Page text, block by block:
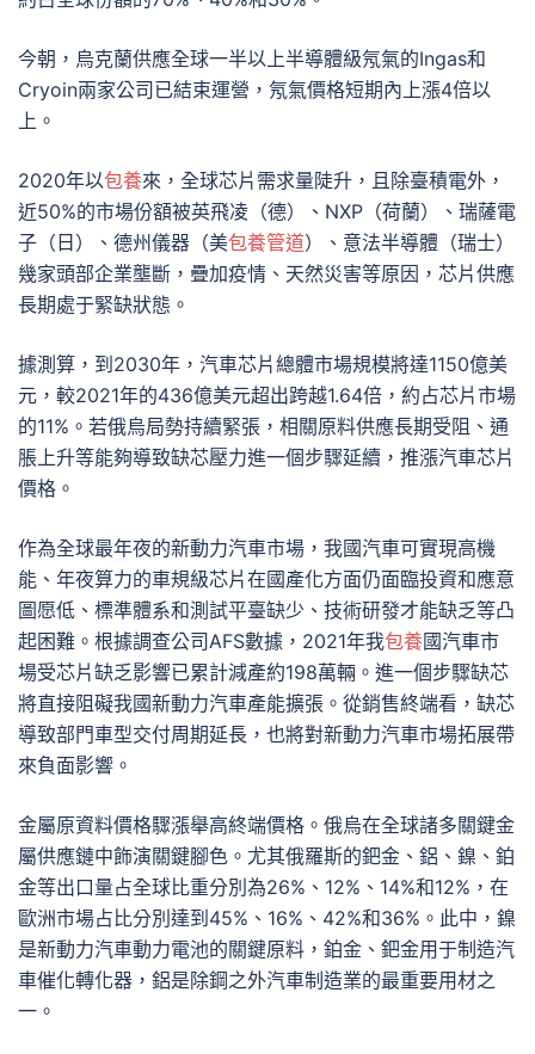
今朝，烏克蘭供應全球一半以上半導體級氖氣的Ingas和
Cryoin兩家公司已結束運營，氖氣價格短期內上漲4倍以
上。
2020年以包養來，全球芯片需求量陡升，且除臺積電外，
近50%的市場份額被英飛凌（德）、NXP（荷蘭）、瑞薩電
子（日）、德州儀器（美包養管道）、意法半導體（瑞士）
幾家頭部企業壟斷，疊加疫情、天然災害等原因，芯片供應
長期處于緊缺狀態。
據測算，到2030年，汽車芯片總體市場規模將達1150億美
元，較2021年的436億美元超出跨越1.64倍，約占芯片市場
的11%。若俄烏局勢持續緊張，相關原料供應長期受阻、通
脹上升等能夠導致缺芯壓力進一個步驟延續，推漲汽車芯片
價格。
作為全球最年夜的新動力汽車市場，我國汽車可實現高機
能、年夜算力的車規級芯片在國產化方面仍面臨投資和應意
圖愿低、標準體系和測試平臺缺少、技術研發才能缺乏等凸
起困難。根據調查公司AFS數據，2021年我包養國汽車市
場受芯片缺乏影響已累計減產約198萬輛。進一個步驟缺芯
將直接阻礙我國新動力汽車產能擴張。從銷售終端看，缺芯
導致部門車型交付周期延長，也將對新動力汽車市場拓展帶
來負面影響。
金屬原資料價格驟漲舉高終端價格。俄烏在全球諸多關鍵金
屬供應鏈中飾演關鍵腳色。尤其俄羅斯的鈀金、鋁、鎳、鉑
金等出口量占全球比重分別為26%、12%、14%和12%，在
歐洲市場占比分別達到45%、16%、42%和36%。此中，鎳
是新動力汽車動力電池的關鍵原料，鉑金、鈀金用于制造汽
車催化轉化器，鋁是除鋼之外汽車制造業的最重要用材之
一。